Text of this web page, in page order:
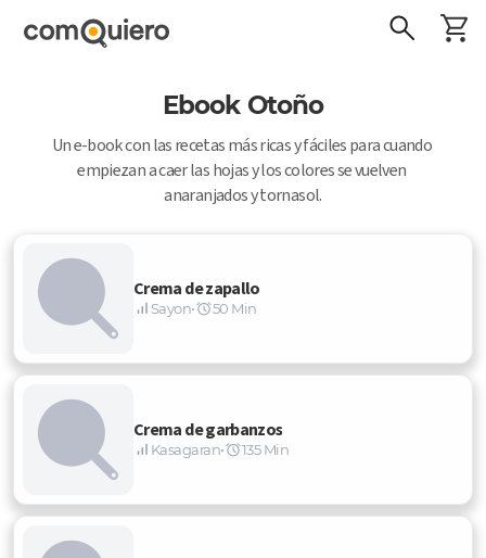
Ebook Otoño
Un e-book con las recetas más ricas y fáciles para cuando
empiezan a caer las hojas y los colores se vuelven
anaranjados y tornasol.
Crema de zapallo
Sayon• 50 Min
Crema de garbanzos
Kasagaran• 135 Min